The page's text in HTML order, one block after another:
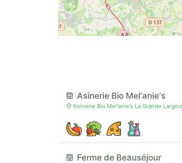
Asinerie Bio Mel'anie's
Asinerie Bio Mel'anie's La Grande
Ferme de Beauséjour